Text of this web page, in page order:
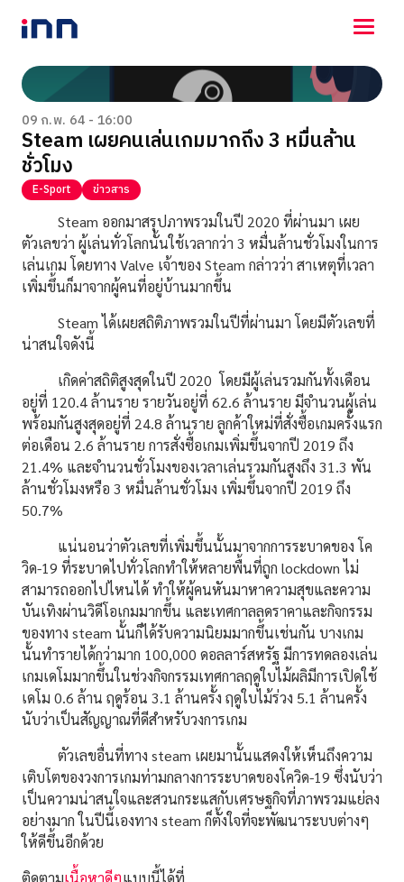
NEWS
ENTERTAINMENT
LIFESTYLE
HOROSCOPE
LOTTERY
VIDEO
ร่วมด้วยช่วยกัน
09 ก.พ. 64 - 16:00
Steam เผยคนเล่นเกมมากถึง 3 หมื่นล้าน
ชั่วโมง
E-Sport ข่าวสาร
Steam ออกมาสรุปภาพรวมในปี 2020 ที่ผ่านมา เผย
ตัวเลขว่า ผู้เล่นทั่วโลกนั้นใช้เวลากว่า 3 หมื่นล้านชั่วโมงในการ
เล่นเกม โดยทาง Valve เจ้าของ Steam กล่าวว่า สาเหตุที่เวลา
เพิ่มขึ้นก็มาจากผู้คนที่อยู่บ้านมากขึ้น
Steam ได้เผยสถิติภาพรวมในปีที่ผ่านมา โดยมีตัวเลขที่
น่าสนใจดังนี้
เกิดค่าสถิติสูงสุดในปี 2020 โดยมีผู้เล่นรวมกันทั้งเดือน
อยู่ที่ 120.4 ล้านราย รายวันอยู่ที่ 62.6 ล้านราย มีจำนวนผู้เล่น
พร้อมกันสูงสุดอยู่ที่ 24.8 ล้านราย ลูกค้าใหม่ที่สั่งซื้อเกมครั้งแรก
ต่อเดือน 2.6 ล้านราย การสั่งซื้อเกมเพิ่มขึ้นจากปี 2019 ถึง
21.4% และจำนวนชั่วโมงของเวลาเล่นรวมกันสูงถึง 31.3 พัน
ล้านชั่วโมงหรือ 3 หมื่นล้านชั่วโมง เพิ่มขึ้นจากปี 2019 ถึง
50.7%
แน่นอนว่าตัวเลขที่เพิ่มขึ้นนั้นมาจากการระบาดของ โค
วิด-19 ที่ระบาดไปทั่วโลกทำให้หลายพื้นที่ถูก lockdown ไม่
สามารถออกไปไหนได้ ทำให้ผู้คนหันมาหาความสุขและความ
บันเทิงผ่านวิดีโอเกมมากขึ้น และเทศกาลลดราคาและกิจกรรม
ของทาง steam นั้นก็ได้รับความนิยมมากขึ้นเช่นกัน บางเกม
นั้นทำรายได้กว่ามาก 100,000 ดอลลาร์สหรัฐ มีการทดลองเล่น
เกมเดโมมากขึ้นในช่วงกิจกรรมเทศกาลฤดูใบไม้ผลิมีการเปิดใช้
เดโม 0.6 ล้าน ฤดูร้อน 3.1 ล้านครั้ง ฤดูใบไม้ร่วง 5.1 ล้านครั้ง
นับว่าเป็นสัญญาณที่ดีสำหรับวงการเกม
ตัวเลขอื่นที่ทาง steam เผยมานั้นแสดงให้เห็นถึงความ
เติบโตของวงการเกมท่ามกลางการระบาดของโควิด-19 ซึ่งนับว่า
เป็นความน่าสนใจและสวนกระแสกับเศรษฐกิจที่ภาพรวมแย่ลง
อย่างมาก ในปีนี้เองทาง steam ก็ตั้งใจที่จะพัฒนาระบบต่างๆ
ให้ดีขึ้นอีกด้วย
ติดตามเนื้อหาดีๆแบบนี้ได้ที่